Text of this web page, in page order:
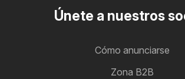
Únete a nuestros
Cómo anunciarse
Zona B2B